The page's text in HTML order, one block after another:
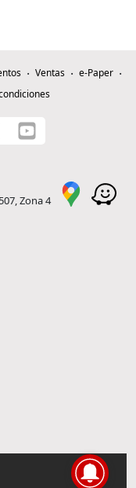
Ventas
e-Paper
Zona 4